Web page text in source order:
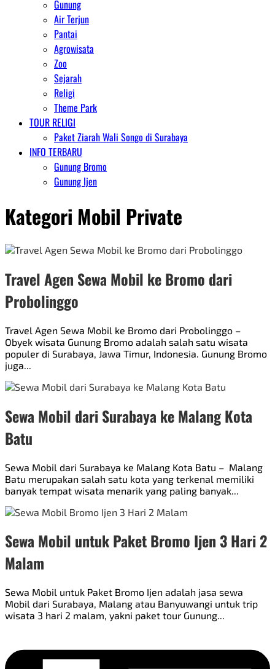
Gunung
Air Terjun
Pantai
Agrowisata
Zoo
Sejarah
Religi
Theme Park
TOUR RELIGI
Paket Ziarah Wali Songo di Surabaya
INFO TERBARU
Gunung Bromo
Gunung Ijen
Kategori Mobil Private
Travel Agen Sewa Mobil ke Bromo dari
Probolinggo
Travel Agen Sewa Mobil ke Bromo dari Probolinggo –
Obyek wisata Gunung Bromo adalah salah satu wisata
populer di Surabaya, Jawa Timur, Indonesia. Gunung Bromo
juga...
Sewa Mobil dari Surabaya ke Malang Kota
Batu
Sewa Mobil dari Surabaya ke Malang Kota Batu – Malang
Batu merupakan salah satu kota yang terkenal memiliki
banyak tempat wisata menarik yang paling banyak...
Sewa Mobil untuk Paket Bromo Ijen 3 Hari 2
Malam
Sewa Mobil untuk Paket Bromo Ijen adalah jasa sewa
Mobil dari Surabaya, Malang atau Banyuwangi untuk trip
wisata 3 hari 2 malam, yakni paket tour Gunung...